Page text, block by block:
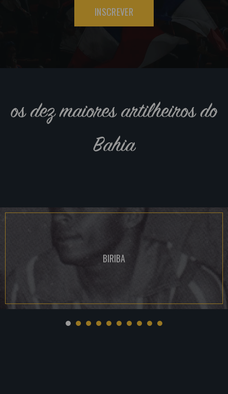
INSCREVER
os dez maiores artilheiros do
Bahia
BIRIBA